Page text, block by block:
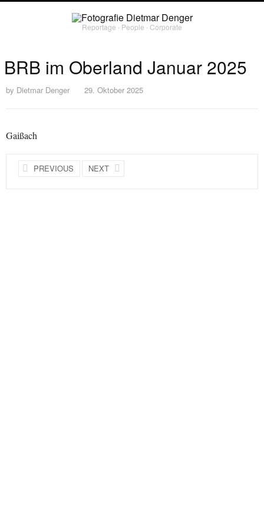
Reportage ∙ People ∙ Corporate
BRB im Oberland Januar 2025
by Dietmar Denger 29. Oktober 2025
Gaißach
PREVIOUS NEXT